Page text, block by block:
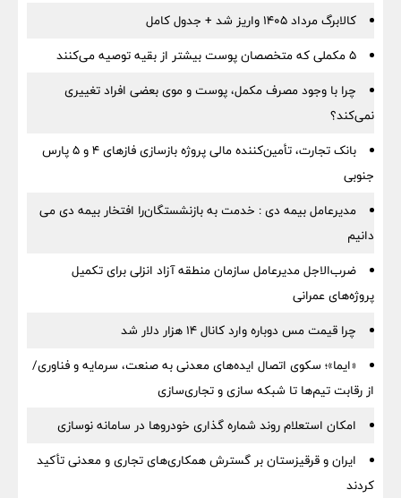
کالابرگ مرداد ۱۴۰۵ واریز شد + جدول کامل
۵ مکملی که متخصصان پوست بیشتر از بقیه توصیه می‌کنند
چرا با وجود مصرف مکمل، پوست و موی بعضی افراد تغییری
نمی‌کند؟
بانک تجارت، تأمین‌کننده مالی پروژه بازسازی فازهای ۴ و ۵ پارس
جنوبی
مدیرعامل بیمه دی : خدمت به بازنشستگان‌را افتخار بیمه دی می
دانیم
ضرب‌الاجل مدیرعامل سازمان منطقه آزاد انزلی برای تكمیل
پروژه‌های عمرانی
چرا قیمت مس دوباره وارد کانال ۱۴ هزار دلار شد
«ایما»؛ سکوی اتصال ایده‌های معدنی به صنعت، سرمایه و فناوری/
از رقابت تیم‌ها تا شبکه سازی و تجاری‌سازی
امکان استعلام روند شماره گذاری خودروها در سامانه نوسازی
ایران و قرقیزستان بر گسترش همکاری‌های تجاری و معدنی تأکید
کردند